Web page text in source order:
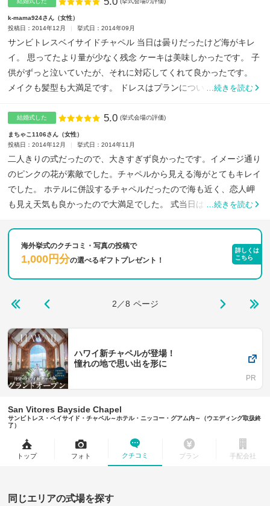
k-mama924さん
女性
投稿日：2014年12月
挙式日：2014年09月
サンビトレスベイサイドチャペル 当日は曇りだったけど海がキレ
イ。 思ってたより量が少なく残念 ケーキは美味しかったです。 子
供がずっと泣いていたが、それに対応してくれて良かったです。
メイクも髪型も大満足です。 ドレスはプランについてるので...
…続きを読む
結婚式した 点数
5.0 (挙式会場の評価)
まちゃこ1106さん
女性
投稿日：2014年12月
挙式日：2014年11月
二人きりの式だったので、大きすぎず良かったです。イメージ通り
のピンクの花が素敵でした。チャペルから見える海がとてもキレイ
でした。 ホテルに併設するチャペルだったので海も近く、恋人岬
も見え天気も良かったので大満足でした。 式当日は朝早い時間に...
…続きを読む
海外挙式のクチコミ・写真の投稿で
1,000円分の選べるギフトプレゼント！
詳しくは
こちら
2／8 ページ
ハワイ新チャペルが登場！
憧れの地で思い出を形に
San Vitores Bayside Chapel
サンビトレス・ベイサイド・チャペル～ホテル・ニッコー・グアム内～（ウエディング取扱終
了）
トップ フォト クチコミ プラン 手配会社
同じエリアの式場を探す